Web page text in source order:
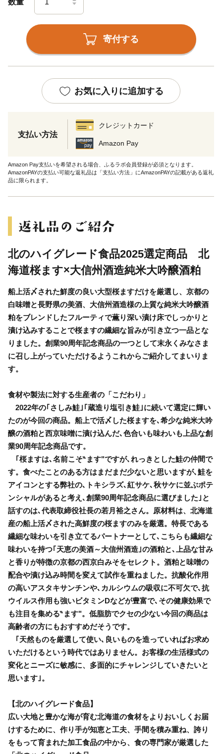
数量
寄付する
お気に入りに追加する
支払い方法
クレジットカード
Amazon Pay
Amazon Pay支払いを希望される場合、ふるラボ会員登録が必須となります。
AmazonPAYの支払い可能な返礼品は「支払い方法」にAmazonPAYの記載がある返礼
品に限られます。
北のハイグレード食品2025選定商品 北
海道桜ます×大信州酒造純米大吟醸酒粕
船上活〆された鮮度の良い大型桜ますだけを厳選し、京都の
白味噌と長野県の美酒、大信州酒造様の上質な純米大吟醸酒
粕をブレンドしたフルーティで薫り深い漬け床でしっかりと
漬け込みすることで桜ますの繊細な旨みが引き立つ一品とな
りました。創業90周年記念商品の一つとして末永くみなさま
に召し上がっていただけるようこれからご紹介してまいりま
す。
食材や製法に対する生産者の「こだわり」
2022年の｢さしみ鮭｣｢蔵造り塩引き鮭｣に続いて選定に輝い
たのが今回の商品。船上で活〆した桜ますを､希少な純米大吟
醸の酒粕と西京味噌に漬け込んだ､色合いも味わいも上品な創
業90周年記念商品です。
｢桜ますは､名前こそ‶ます"ですが､れっきとした鮭の仲間で
す。食べたことのある方はまだまだ少ないと思いますが､鮭を
アイコンとする弊社の､トキシラズ､紅サケ､秋サケに並ぶポテ
ンシャルがあると考え､創業90周年記念商品に選びました｣と
話すのは､代表取締役社長の若月裕之さん。原材料は、北海道
産の船上活〆された高鮮度の桜ますのみを厳選。特長である
繊細な味わいを引き立てるパートナーとして､こちらも繊細な
味わいを持つ｢天恵の美酒～大信州酒造｣の酒粕と､上品な甘み
と香りが特徴の京都の西京白みそをセレクト。酒粕と味噌の
配合や漬け込み時間を変えて試作を重ねました。抗酸化作用
の高いアスタキサンチンや､カルシウムの吸収に不可欠で､抗
ウイルス作用も強いビタミンDなどが豊富で､その健康効果で
も注目を集める‶ます"。低脂肪でクセの少ない今回の商品は
高齢者の方にもおすすめだそうです。
｢天然ものを厳選して使い､良いものを造っていればお求め
いただけるという時代ではありません。お客様の生活様式の
変化とニーズに敏感に、多面的にチャレンジしていきたいと
思います｣。
【北のハイグレード食品】
広い大地と豊かな海が育む北海道の食材をよりおいしくお届
けするために、作り手が知恵と工夫、手間を積み重ね、誇り
をもって育まれた加工食品の中から、食の専門家が厳選した